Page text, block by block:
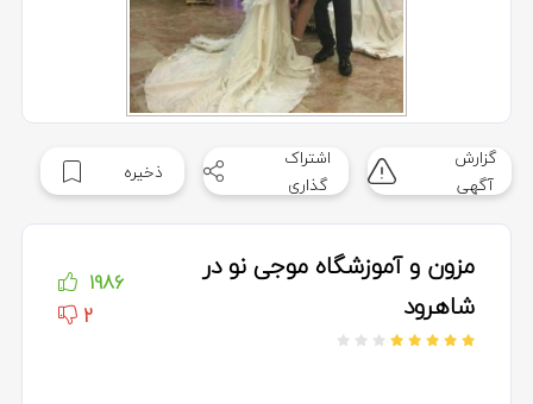
گزارش
آگهی
اشتراک
گذاری
ذخیره
مزون و آموزشگاه موجی نو در
شاهرود
1986
2